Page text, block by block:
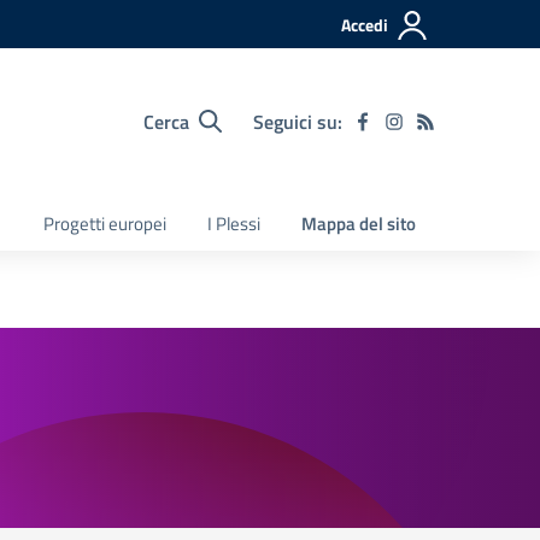
Accedi
Cerca Seguici su:
Progetti europei I Plessi Mappa del sito